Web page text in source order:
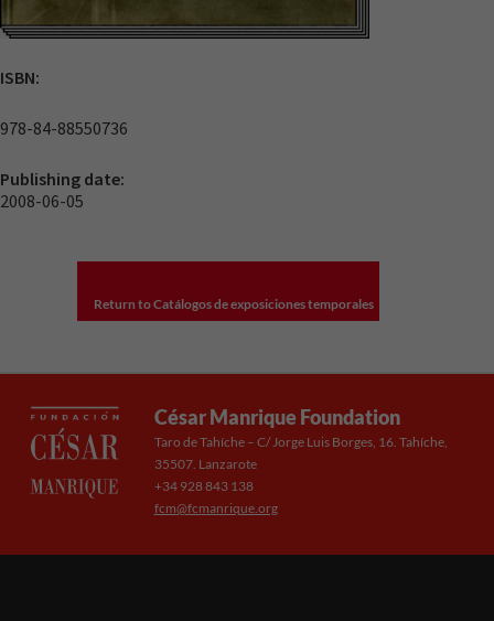
ISBN:
978-84-88550736
Publishing date:
2008-06-05
Return to Catálogos de exposiciones temporales
César Manrique Foundation
Taro de Tahíche – C/ Jorge Luis Borges, 16. Tahíche,
35507. Lanzarote
+34 928 843 138
fcm@fcmanrique.org